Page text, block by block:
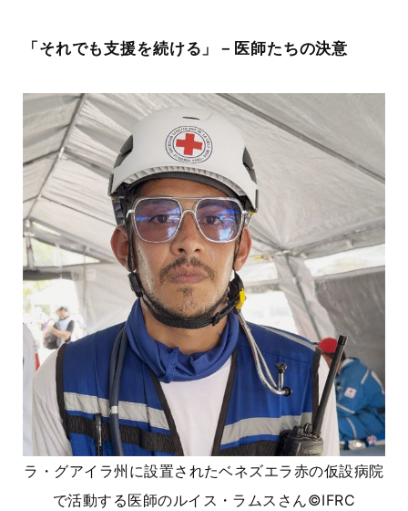
「それでも支援を続ける」－医師たちの決意
ラ・グアイラ州に設置されたベネズエラ赤の仮設病院
で活動する医師のルイス・ラムスさん©IFRC